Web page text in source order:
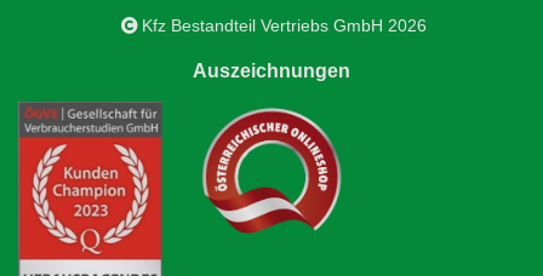
Kfz Bestandteil Vertriebs GmbH 2026
Auszeichnungen